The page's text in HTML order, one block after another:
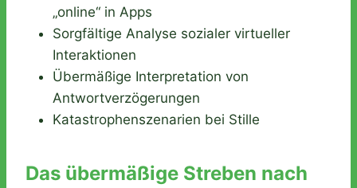
„online“ in Apps
Sorgfältige Analyse sozialer virtueller
Interaktionen
Übermäßige Interpretation von
Antwortverzögerungen
Katastrophenszenarien bei Stille
Das übermäßige Streben nach